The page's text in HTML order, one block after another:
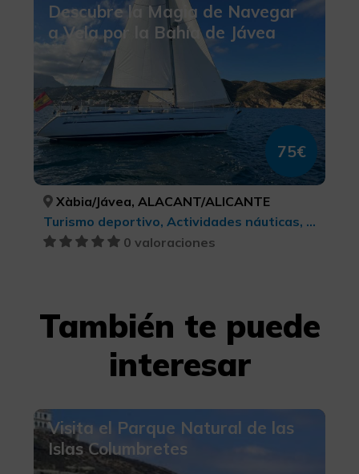
Descubre la Magia de Navegar
a Vela por la Bahía de Jávea
75€
Xàbia/Jávea, ALACANT/ALICANTE
Turismo deportivo, Actividades náuticas, Turismo activo-aventura
0 valoraciones
También te puede
interesar
Visita el Parque Natural de las
Islas Columbretes